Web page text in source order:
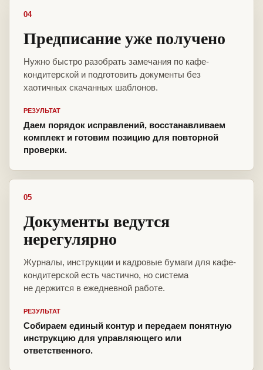
04
Предписание уже получено
Нужно быстро разобрать замечания по кафе-
кондитерской и подготовить документы без
хаотичных скачанных шаблонов.
РЕЗУЛЬТАТ
Даем порядок исправлений, восстанавливаем
комплект и готовим позицию для повторной
проверки.
05
Документы ведутся
нерегулярно
Журналы, инструкции и кадровые бумаги для кафе-
кондитерской есть частично, но система
не держится в ежедневной работе.
РЕЗУЛЬТАТ
Собираем единый контур и передаем понятную
инструкцию для управляющего или
ответственного.